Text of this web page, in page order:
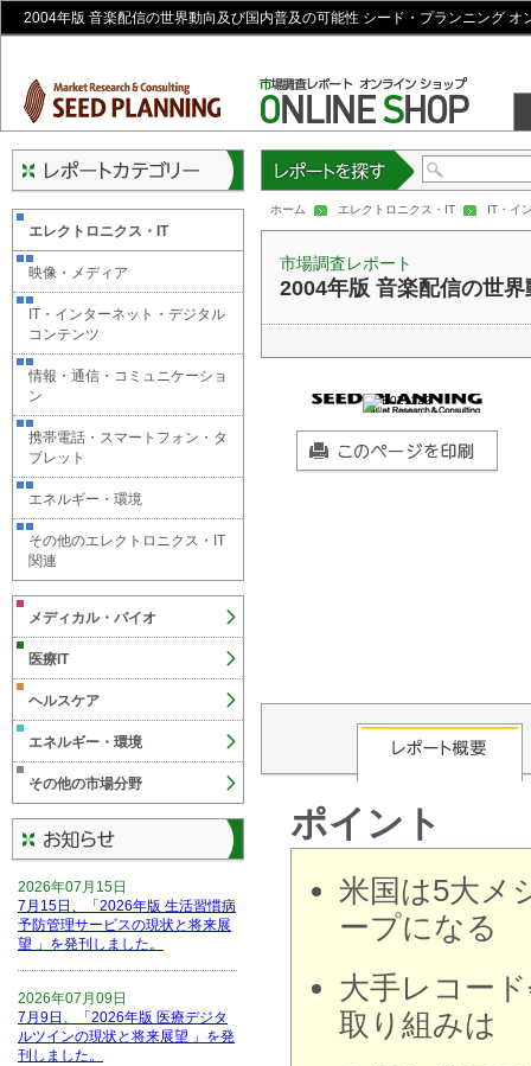
2004年版 音楽配信の世界動向及び国内普及の可能性 シード・プランニング オ
ホーム エレクトロニクス・IT IT・イ
市場調査レポート
2004年版 音楽配信の世
ポイント
米国は5大メ
ープになる
大手レコー
取り組みは
エレクトロニクス・IT
映像・メディア
IT・インターネット・デジタル
コンテンツ
情報・通信・コミュニケーショ
ン
携帯電話・スマートフォン・タ
ブレット
エネルギー・環境
その他のエレクトロニクス・IT
関連
メディカル・バイオ
医療IT
ヘルスケア
エネルギー・環境
その他の市場分野
2026年07月15日
7月15日、「2026年版 生活習慣病
予防管理サービスの現状と将来展
望 」を発刊しました。
2026年07月09日
7月9日、「2026年版 医療デジタ
ルツインの現状と将来展望 」を発
刊しました。